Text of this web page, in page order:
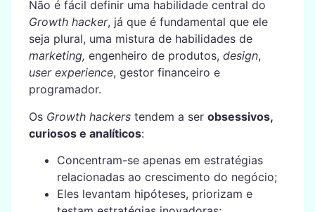
Não é fácil definir uma habilidade central do
Growth hacker, já que é fundamental que ele
seja plural, uma mistura de habilidades de
marketing, engenheiro de produtos, design,
user experience, gestor financeiro e
programador.
Os Growth hackerstendem a ser obsessivos,
curiosos e analíticos:
Concentram-se apenas em estratégias
relacionadas ao crescimento do negócio;
Eles levantam hipóteses, priorizam e